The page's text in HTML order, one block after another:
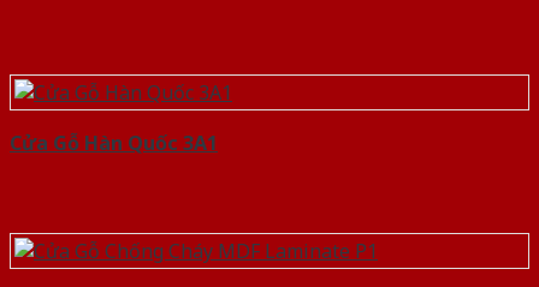
Cửa Gỗ Hàn Quốc 3A1